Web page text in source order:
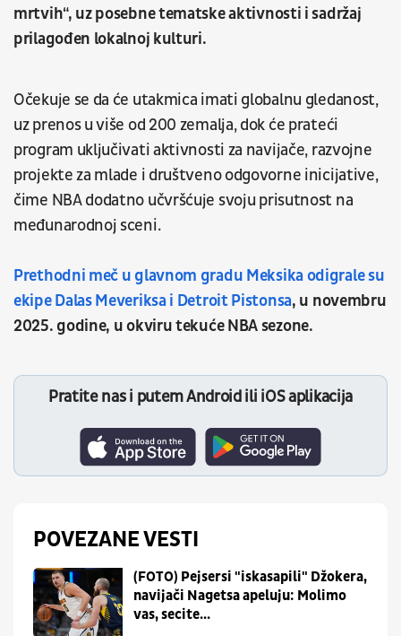
mrtvih“, uz posebne tematske aktivnosti i sadržaj
prilagođen lokalnoj kulturi.
Očekuje se da će utakmica imati globalnu gledanost,
uz prenos u više od 200 zemalja, dok će prateći
program uključivati aktivnosti za navijače, razvojne
projekte za mlade i društveno odgovorne inicijative,
čime NBA dodatno učvršćuje svoju prisutnost na
međunarodnoj sceni.
Prethodni meč u glavnom gradu Meksika odigrale su
ekipe Dalas Meveriksa i Detroit Pistonsa, u novembru
2025. godine, u okviru tekuće NBA sezone.
Pratite nas i putem Android ili iOS aplikacija
POVEZANE VESTI
(FOTO) Pejsersi "iskasapili" Džokera,
navijači Nagetsa apeluju: Molimo
vas, secite...